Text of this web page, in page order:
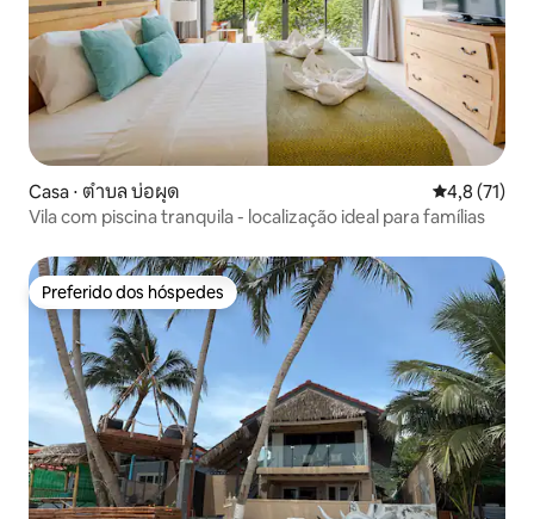
Casa ⋅ ตำบล บ่อผุด 4,8 de uma
4,8 (71)
Vila com piscina tranquila - localização ideal para famílias
Preferido dos hóspedes
Preferido dos hóspedes